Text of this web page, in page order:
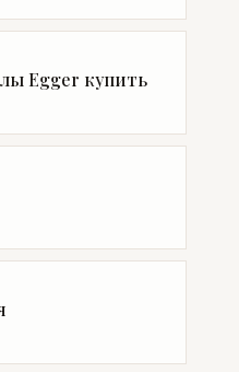
Egger купить